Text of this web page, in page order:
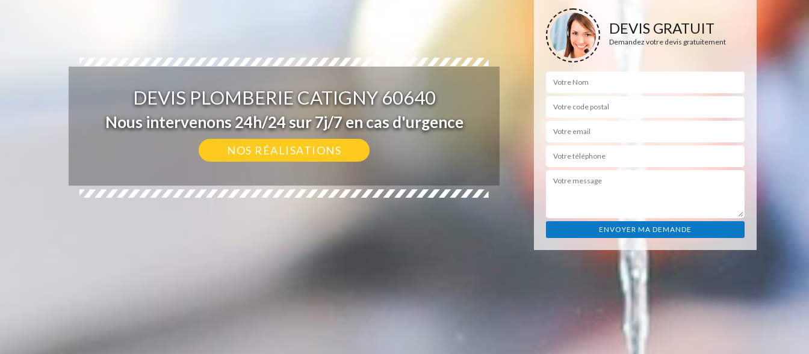
DEVIS PLOMBERIE CATIGNY 60640
Nous intervenons 24h/24 sur 7j/7 en cas d'urgence
NOS RÉALISATIONS
DEVIS GRATUIT
Demandez votre devis gratuitement